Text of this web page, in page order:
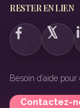
RESTER EN LIEN
Besoin d’aide
Contactez-